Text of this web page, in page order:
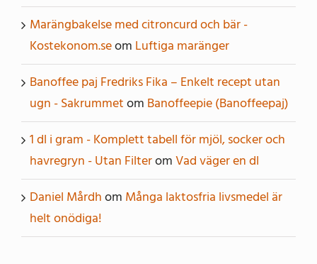
Marängbakelse med citroncurd och bär -
Kostekonom.seom Luftiga maränger
Banoffee paj Fredriks Fika – Enkelt recept utan
ugn - Sakrummetom Banoffeepie (Banoffeepaj)
1 dl i gram - Komplett tabell för mjöl, socker och
havregryn - Utan FilteromVad väger en dl
Daniel Mårdhom Många laktosfria livsmedel är
helt onödiga!